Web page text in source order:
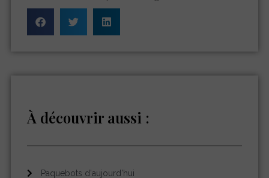
À découvrir aussi :
Paquebots d'aujourd'hui